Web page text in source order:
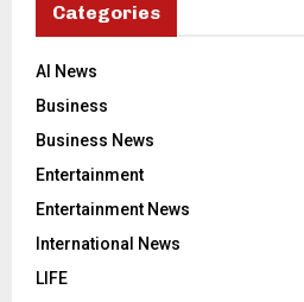
Categories
AI News
Business
Business News
Entertainment
Entertainment News
International News
LIFE